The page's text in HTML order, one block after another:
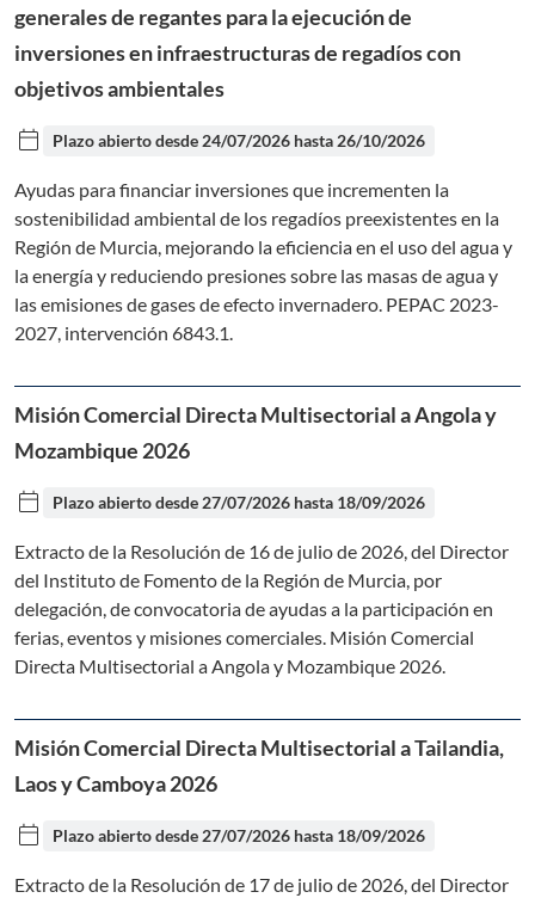
generales de regantes para la ejecución de
inversiones en infraestructuras de regadíos con
objetivos ambientales
calendar_today Plazo abierto desde 24/07/2026 hasta 26/10/2026
Ayudas para financiar inversiones que incrementen la
sostenibilidad ambiental de los regadíos preexistentes en la
Región de Murcia, mejorando la eficiencia en el uso del agua y
la energía y reduciendo presiones sobre las masas de agua y
las emisiones de gases de efecto invernadero. PEPAC 2023-
2027, intervención 6843.1.
Misión Comercial Directa Multisectorial a Angola y
Mozambique 2026
calendar_today Plazo abierto desde 27/07/2026 hasta 18/09/2026
Extracto de la Resolución de 16 de julio de 2026, del Director
del Instituto de Fomento de la Región de Murcia, por
delegación, de convocatoria de ayudas a la participación en
ferias, eventos y misiones comerciales. Misión Comercial
Directa Multisectorial a Angola y Mozambique 2026.
Misión Comercial Directa Multisectorial a Tailandia,
Laos y Camboya 2026
calendar_today Plazo abierto desde 27/07/2026 hasta 18/09/2026
Extracto de la Resolución de 17 de julio de 2026, del Director